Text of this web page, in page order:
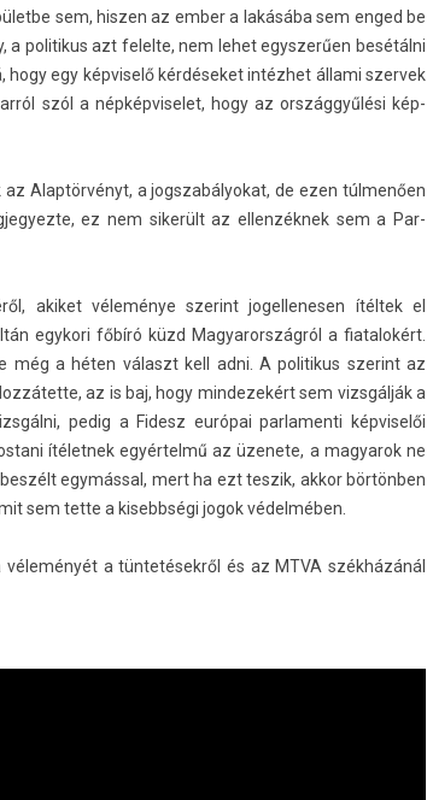
sem, hisz­en az ember a lakásába sem enged be
a politikus azt felel­te, nem lehet egys­zerű­en besétálni
egy kép­viselő kérdéseket intézhet állami szer­vek
szól a nép­képviselet, hogy az országgyűlési kép­
Alaptörvényt, a jogszabályokat, de ezen túlmenően
ez nem sikerült az el­lenzék­nek sem a Par­
akiket véleménye szerint jogel­lenes­en ítéltek el
egykori főbíró küzd Magyarország­ról a fiatalokért.
még a héten választ kell adni. A politikus szerint az
az is baj, hogy min­dezekért sem vizsgálják a
pedig a Fidesz európai par­lamen­ti kép­viselői
ítélet­nek egyértelmű az üzenete, a magyarok ne
egymással, mert ha ezt tes­zik, akkor börtönben
sem tette a kisebbségi jogok védelmében.
a tüntetésekről és az MTVA székházánál